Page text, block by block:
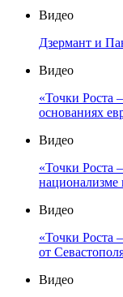
Видео
Дзермант и
Видео
«Точки Роста
основаниях
Видео
«Точки Роста
национализме
Видео
«Точки Роста
от
Видео